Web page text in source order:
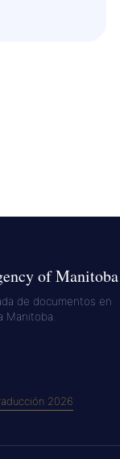
of Manitoba
de documentos en
Manitoba.
2026